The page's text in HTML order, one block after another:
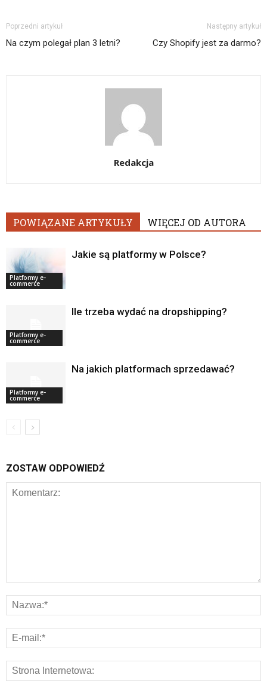
Poprzedni artykuł
Na czym polegał plan 3 letni?
Następny artykuł
Czy Shopify jest za darmo?
Redakcja
POWIĄZANE ARTYKUŁY WIĘCEJ OD AUTORA
Platformy e-
commerce
Jakie są platformy w Polsce?
Platformy e-
commerce
Ile trzeba wydać na dropshipping?
Platformy e-
commerce
Na jakich platformach sprzedawać?
ZOSTAW ODPOWIEDŹ